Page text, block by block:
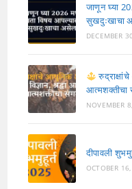
जाणून घ्या
सुखदुःखाचा
DECEMBER
आत्मशक्तीचा
NOVEMBER
दीपावली
OCTOBER